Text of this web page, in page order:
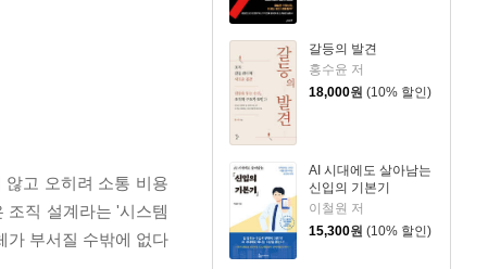
갈등의 발견
홍수윤 저
18,000원 (10% 할인)
AI 시대에도 살아남는
신입의 기본기
이철원 저
15,300원 (10% 할인)
고 오히려 소통 비용
조직 설계라는 '시스템
가 부서질 수밖에 없다